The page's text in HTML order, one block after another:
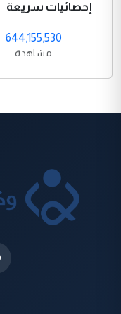
إحصائيات سريعة
644,155,530
مشاهدة